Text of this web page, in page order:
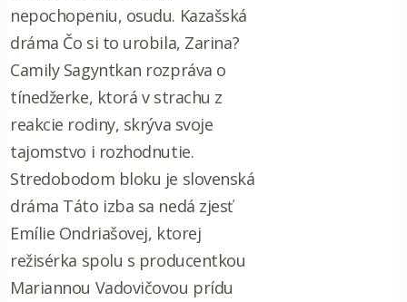
nepochopeniu, osudu. Kazašská
dráma Čo si to urobila, Zarina?
Camily Sagyntkan rozpráva o
tínedžerke, ktorá v strachu z
reakcie rodiny, skrýva svoje
tajomstvo i rozhodnutie.
Stredobodom bloku je slovenská
dráma Táto izba sa nedá zjesť
Emílie Ondriašovej, ktorej
režisérka spolu s producentkou
Mariannou Vadovičovou prídu